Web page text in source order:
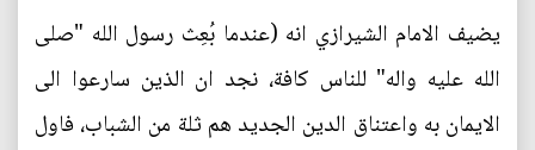
يضيف الامام الشيرازي انه (عندما بُعِث رسول الله "صلى
الله عليه واله" للناس كافة، نجد ان الذين سارعوا الى
الايمان به واعتناق الدين الجديد هم ثلة من الشباب، فاول